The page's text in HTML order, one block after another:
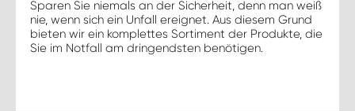
Sparen Sie niemals an der Sicherheit, denn man weiß
nie, wenn sich ein Unfall ereignet. Aus diesem Grund
bieten wir ein komplettes Sortiment der Produkte, die
Sie im Notfall am dringendsten benötigen.